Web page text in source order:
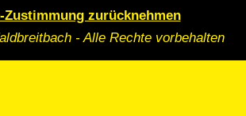
Zustimmung zurücknehmen
- Alle Rechte vorbehalten